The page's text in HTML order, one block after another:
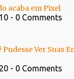
acaba em Pixel
- 0 Comments
Pudesse Ver Suas
- 0 Comments